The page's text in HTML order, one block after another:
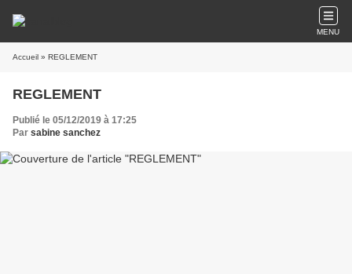
MENU
Accueil » REGLEMENT
REGLEMENT
Publié le 05/12/2019 à 17:25
Par sabine sanchez